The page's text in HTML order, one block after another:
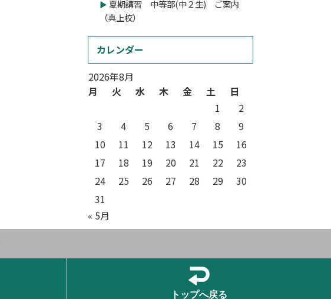
夏期講習 中等部(中２生) ご案内
（真上校）
カレンダー
2026年8月
月
火 水 木 金 土
日
1
2
3
4 5 6 7 8
9
10
11 12 13 14 15
16
17
18 19 20 21 22
23
24
25 26 27 28 29
30
31
« 5月
トップへ戻る